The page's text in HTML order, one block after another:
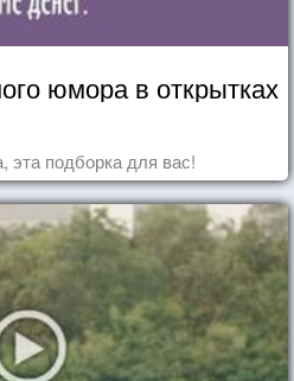
юмора в открытках
подборка для вас!